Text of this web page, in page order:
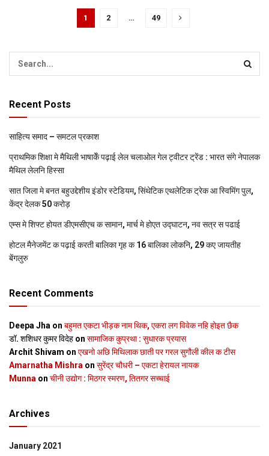
1 2 … 49
Recent Posts
साहित्य समाद – समटल प्रकाश
प्राथमिक शि‍क्षा मे मैथि‍ली भाषाकेँ पढ़ाई लेल चलाओल गेल ट्वीटर ट्रेंड : भारत संगे नेपालक
मैथिल लेलनि हिस्सा
सात जिला मे बनत बहुउद्देशीय इंडोर स्‍टेडि‍यम, सिंथेटिक एथलेटिक ट्रेक आ स्विमिंग पुल,
केंद्र देलक 50 करोड़
एम्स मे शिफ्ट होयत डीएमसीएच क सामान, मार्च मे होएत उद्घाटन, नव सत्र स पढाई
होटल मैनेजमेंट क पढ़ाई करती बालिका गृह क 16 बालिका लोकनि, 29 कए जायतीह
बेंगलुरु
Recent Comments
Deepa Jha on बहुमत एकटा भीड़क नाम थिक, एकरा लग विवेक नहि होइत छैक
डॉ. शशिधर कुमर विदेह on सामाजिक कुप्रथा : सुधारक प्रयास
Archit Shivam on एखनो अछि मिथिलाक छाती पर गरल सुगौली कील क टीस
Amarnatha Mishra on सुरेंद्र चौधरी – एकटा हेरायल नायक
Munna on चीनी उद्योग : मिठगर स्‍मरण, तितगर सच्‍चाई
Archives
January 2021